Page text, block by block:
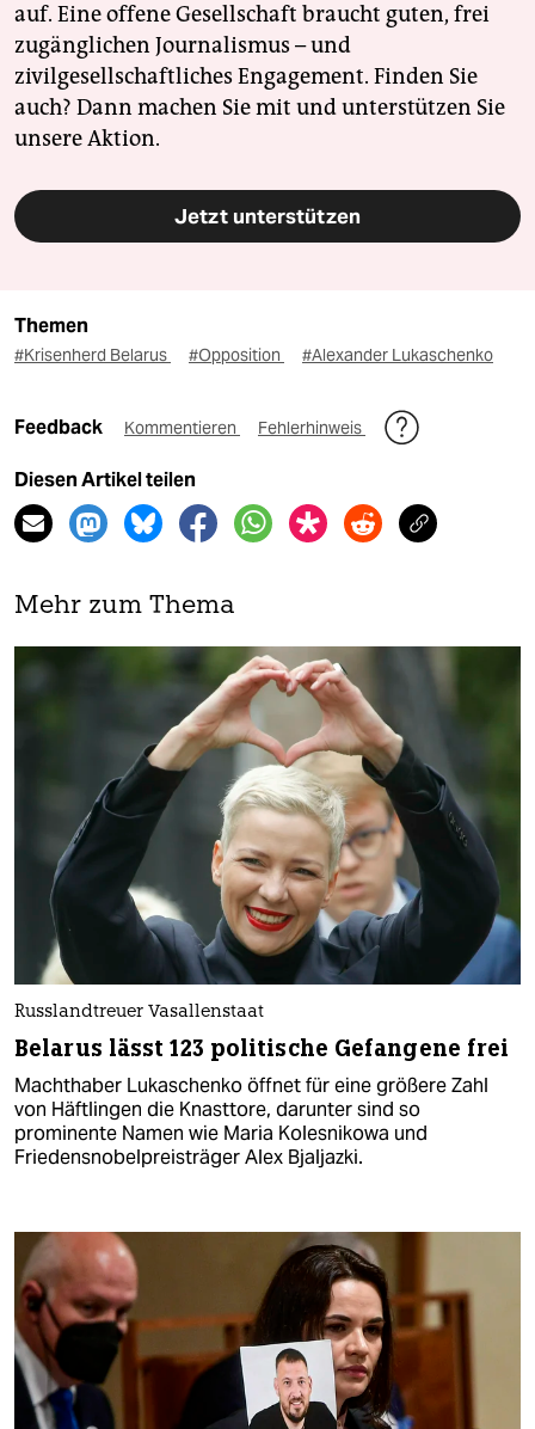
auf. Eine offene Gesellschaft braucht guten, frei
zugänglichen Journalismus – und
zivilgesellschaftliches Engagement. Finden Sie
auch? Dann machen Sie mit und unterstützen Sie
unsere Aktion.
Jetzt unterstützen
Themen
#Krisenherd Belarus #Opposition #Alexander Lukaschenko
Feedback Kommentieren Fehlerhinweis
Diesen Artikel teilen
Mehr zum Thema
Russlandtreuer Vasallenstaat
Belarus lässt 123 politische Gefangene frei
Machthaber Lukaschenko öffnet für eine größere Zahl
von Häftlingen die Knasttore, darunter sind so
prominente Namen wie Maria Kolesnikowa und
Friedensnobelpreisträger Alex Bjaljazki.